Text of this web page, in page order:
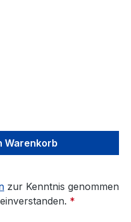
Wert
Warenkorb
zur Kenntnis genommen
*